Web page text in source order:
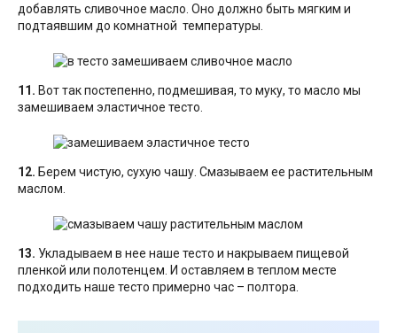
добавлять сливочное масло. Оно должно быть мягким и
подтаявшим до комнатной температуры.
11. Вот так постепенно, подмешивая, то муку, то масло мы
замешиваем эластичное тесто.
12. Берем чистую, сухую чашу. Смазываем ее растительным
маслом.
13. Укладываем в нее наше тесто и накрываем пищевой
пленкой или полотенцем. И оставляем в теплом месте
подходить наше тесто примерно час – полтора.